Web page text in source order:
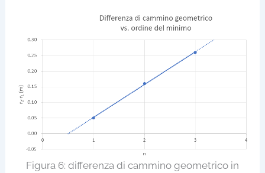
Figura 6: differenza di cammino geometrico in